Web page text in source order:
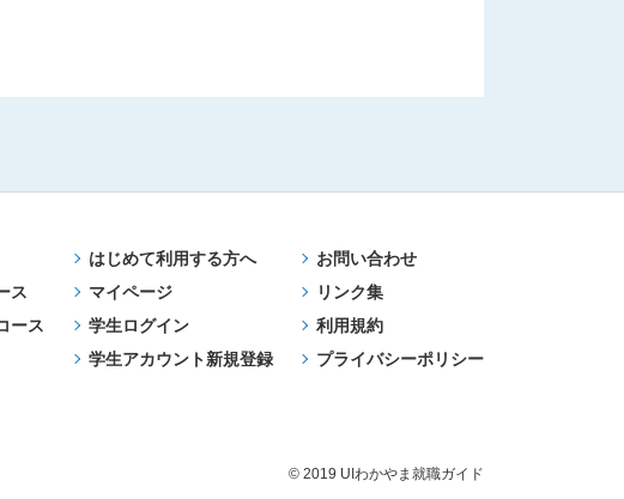
ス
ース
はじめて利用する方へ
マイページ
学生ログイン
学生アカウント新規登録
お問い合わせ
リンク集
利用規約
プライバシーポリシー
© 2019 UIわかやま就職ガイド